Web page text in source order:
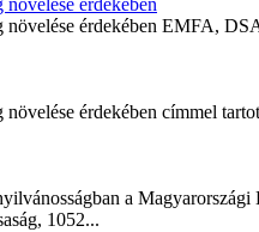
érdekében
növelése érdekében EMFA,
növelése érdekében címmel
a
1052...